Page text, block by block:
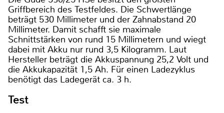
Griffbereich des Testfeldes. Die Schwertlänge
beträgt 530 Millimeter und der Zahnabstand 20
Millimeter. Damit schafft sie maximale
Schnittstärken von rund 15 Millimetern und wiegt
dabei mit Akku nur rund 3,5 Kilogramm. Laut
Hersteller beträgt die Akkuspannung 25,2 Volt und
die Akkukapazität 1,5 Ah. Für einen Ladezyklus
benötigt das Ladegerät ca. 3 h.
Test